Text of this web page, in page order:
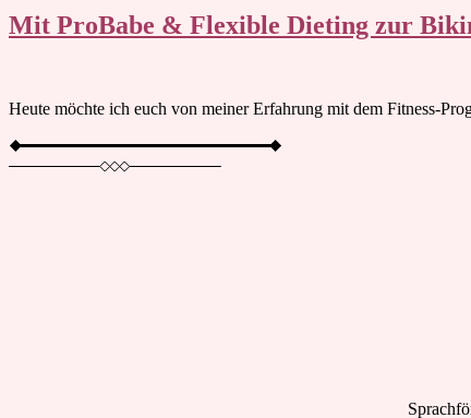
Mit ProBabe & Flexible Dieting zur
Heute möchte ich euch von meiner Erfahrung mit dem Fitness-